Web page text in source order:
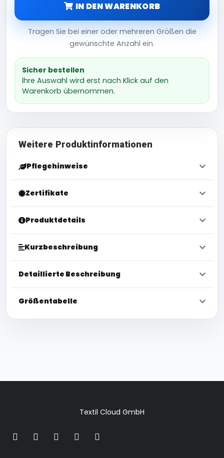
IN DEN WARENKORB
Tragen Sie bei einer oder mehreren Größen die
gewünschte Anzahl ein.
Sicher bestellen
Ihre Auswahl wird erst nach Klick auf den
Warenkorb übernommen.
Weitere Produktinformationen
Pflegehinweise
Zertifikate
Produktdetails
Kurzbeschreibung
Detaillierte Beschreibung
Größentabelle
Textil Cloud GmbH